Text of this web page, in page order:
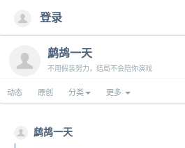
登录
鹧鸪一天
不用假装努力，结局不会陪你演戏
动态 原创 分类 更多
鹧鸪一天